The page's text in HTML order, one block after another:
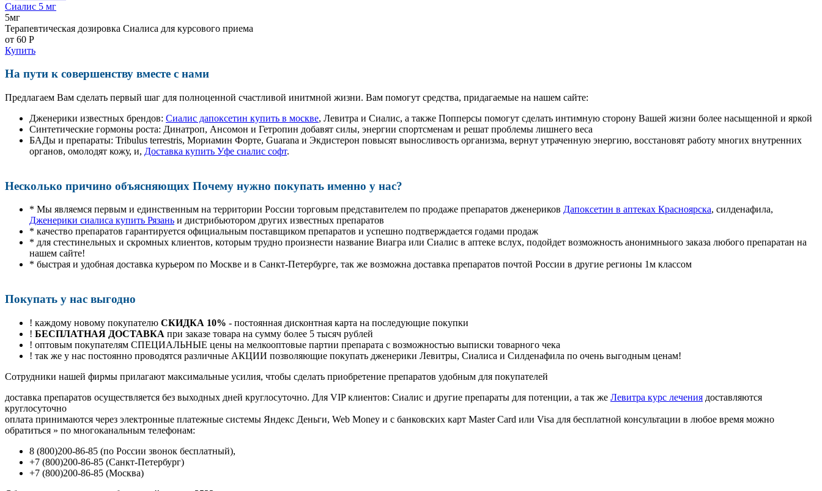
Сиалис 5 мг
5мг
Терапевтическая дозировка Сиалиса для курсового приема
от 60 Р
Купить
На пути к совершенству вместе с нами
Предлагаем Вам сделать первый шаг для полноценной счастливой инитмной жизни. Вам помогут средства, придагаемые на нашем сайте:
Дженерики известных брендов: Сиалис дапоксетин купить в москве, Левитра и Сиалис, а также Попперсы помогут сделать интимную сторону Вашей жизни более насыщенной и яркой
Синтетические гормоны роста: Динатроп, Ансомон и Гетропин добавят силы, энергии спортсменам и решат проблемы лишнего веса
БАДы и препараты: Tribulus terrestris, Мориамин Форте, Guarana и Экдистерон повысят выносливость организма, вернут утраченную энергию, восстановят работу многих внутренних
органов, омолодят кожу, и, Доставка купить Уфе сиалис софт.
Несколько причино объясняющих Почему нужно покупать именно у нас?
* Мы являемся первым и единственным на территории России торговым представителем по продаже препаратов дженериков Дапоксетин в аптеках Красноярска, силденафила,
Дженерики сиалиса купить Рязань и дистрибьютором других известных препаратов
* качество препаратов гарантируется официальным поставщиком препаратов и успешно подтверждается годами продаж
* для стестинельных и скромных клиентов, которым трудно произнести название Виагра или Сиалис в аптеке вслух, подойдет возможность анонимныого заказа любого препаратан на
нашем сайте!
* быстрая и удобная доставка курьером по Москве и в Санкт-Петербурге, так же возможна доставка препаратов почтой России в другие регионы 1м классом
Покупать у нас выгодно
! каждому новому покупателю СКИДКА 10% - постоянная дисконтная карта на последующие покупки
! БЕСПЛАТНАЯ ДОСТАВКА при заказе товара на сумму более 5 тысяч рублей
! оптовым покупателям СПЕЦИАЛЬНЫЕ цены на мелкооптовые партии препарата с возможностью выписки товарного чека
! так же у нас постоянно проводятся различные АКЦИИ позволяющие покупать дженерики Левитры, Сиалиса и Силденафила по очень выгодным ценам!
Cотрудники нашей фирмы прилагают максимальные усилия, чтобы сделать приобретение препаратов удобным для покупателей
доставка препаратов осуществляется без выходных дней круглосуточно. Для VIP клиентов: Сиалис и другие препараты для потенции, а так же Левитра курс лечения доставляются
круглосуточно
оплата принимаются через электронные платежные системы Яндекс Деньги, Web Money и с банковских карт Master Card или Visa для бесплатной консультации в любое время можно
обратиться » по многоканальным телефонам:
8 (800)200-86-85 (по России звонок бесплатный),
+7 (800)200-86-85 (Санкт-Петербург)
+7 (800)200-86-85 (Москва)